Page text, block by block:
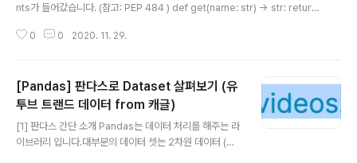
nts가 들어갔습니다. (참고: PEP 484 ) def get(name: str) -> str: return
서도 타입을 표시할 수 있게 되었습니다. (참고: PEP 526 ) name: str = "jinn
가 안나고 잘 실행이 되는 것을 볼 수 있습니다. def get(name: str) -> str: r
eturn name print(get..
0 0 2020. 11. 29.
[Pandas] 판다스로 Dataset 살펴보기 (유
투브 트랜드 데이터 from 캐글)
[1] 판다스 간단 소개 Pandas는 데이터 처리를 해주는 라
이브러리 입니다.대부분의 데이터 셋는 2차원 데이터 (행